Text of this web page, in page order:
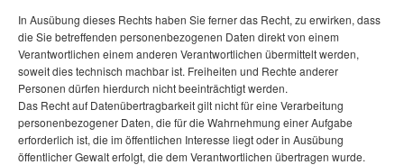
In Ausübung dieses Rechts haben Sie ferner das Recht, zu erwirken, dass
die Sie betreffenden personenbezogenen Daten direkt von einem
Verantwortlichen einem anderen Verantwortlichen übermittelt werden,
soweit dies technisch machbar ist. Freiheiten und Rechte anderer
Personen dürfen hierdurch nicht beeinträchtigt werden.
Das Recht auf Datenübertragbarkeit gilt nicht für eine Verarbeitung
personenbezogener Daten, die für die Wahrnehmung einer Aufgabe
erforderlich ist, die im öffentlichen Interesse liegt oder in Ausübung
öffentlicher Gewalt erfolgt, die dem Verantwortlichen übertragen wurde.